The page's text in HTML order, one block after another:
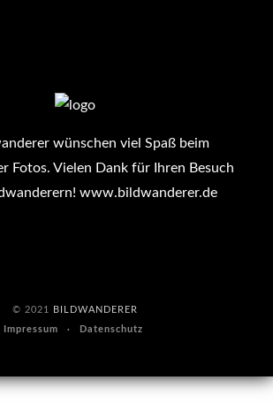
wünschen viel Spaß beim
Fotos. Vielen Dank für Ihren Besuch
www.bildwanderer.de
© 2021
BILDWANDERER
Impressum
Datenschutz